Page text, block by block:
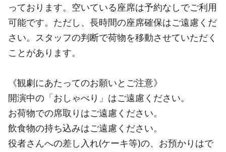
っております。空いている座席は予約なしでご利用
可能です。ただし、長時間の座席確保はご遠慮くだ
さい。スタッフの判断で荷物を移動させていただく
ことがあります。
《観劇にあたってのお願いとご注意》
開演中の「おしゃべり」はご遠慮ください。
お荷物での席取りはご遠慮ください。
飲食物の持ち込みはご遠慮ください。
役者さんへの差し入れ(ケーキ等)の、お預かりはで